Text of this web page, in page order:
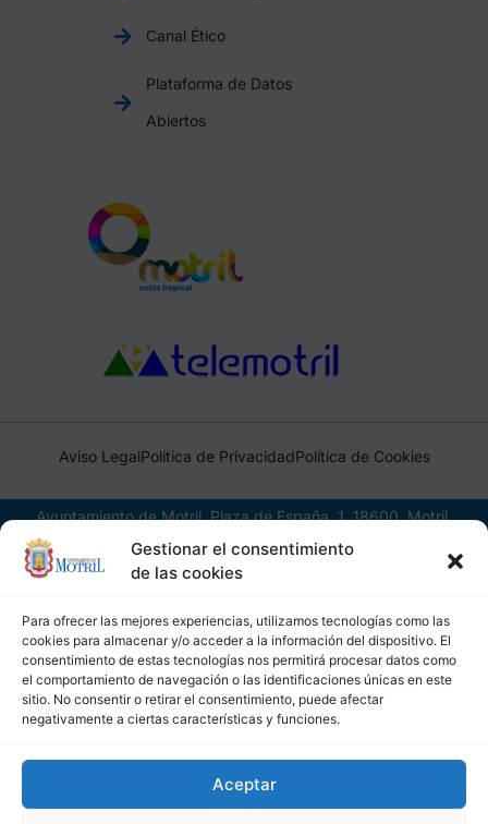
Gestionar el consentimiento
de las cookies
Para ofrecer las mejores experiencias, utilizamos tecnologías como las
cookies para almacenar y/o acceder a la información del dispositivo. El
consentimiento de estas tecnologías nos permitirá procesar datos como
el comportamiento de navegación o las identificaciones únicas en este
sitio. No consentir o retirar el consentimiento, puede afectar
negativamente a ciertas características y funciones.
Aceptar
Canal Ético
Plataforma de Datos
Abiertos
Aviso LegalPolítica de PrivacidadPolítica de Cookies
Ayuntamiento de Motril, Plaza de España, 1, 18600, Motril,
(Granada), CIF: P1814200J, DIR3: L01181400